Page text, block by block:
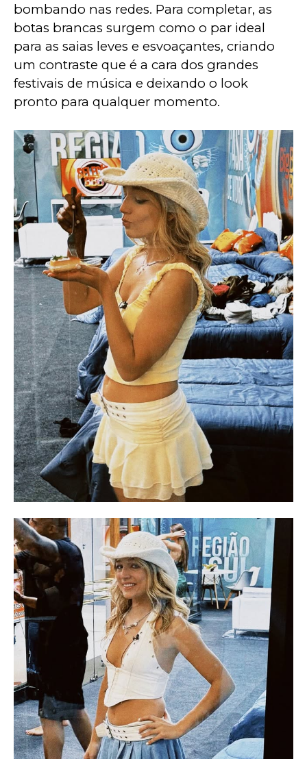
bombando nas redes. Para completar, as
botas brancas surgem como o par ideal
para as saias leves e esvoaçantes, criando
um contraste que é a cara dos grandes
festivais de música e deixando o look
pronto para qualquer momento.